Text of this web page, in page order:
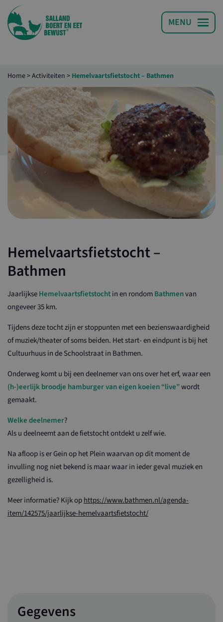
Home>Activiteiten > Hemelvaartsfietstocht – Bathmen
Hemelvaartsfietstocht –
Bathmen
JaarlijkseHemelvaartsfietstochtin en rondomBathmenvan
ongeveer 35 km.
Tijdens deze tocht zijn er stoppunten met een bezienswaardigheid
of muziek/theater of soms beiden. Het start- en eindpunt is bij het
Cultuurhuus in de Schoolstraat in Bathmen.
Onderweg komt u bij een deelnemer van ons over het erf, waar een
(h-)eerlijk broodje hamburger van eigen koeien “live”wordt
gemaakt.
Welke deelnemer?
Als u deelneemt aan de fietstocht ontdekt u zelf wie.
Na afloop is er Gein op het Plein waarvan op dit moment de
invulling nog niet bekend is maar waar in ieder geval muziek en
gezelligheid is.
Meer informatie? Kijk ophttps://www.bathmen.nl/agenda-
item/142575/jaarlijkse-hemelvaartsfietstocht/
Gegevens